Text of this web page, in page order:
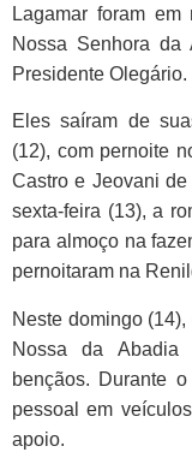
Lagamar foram
Nossa Senhora da
Presidente Olegário.
Eles saíram de
(12), com pernoite
Castro e Jeovani
sexta-feira (13), a
para almoço na
pernoitaram na
Neste domingo
Nossa da Abadia
bençãos. Durante
pessoal em
apoio.